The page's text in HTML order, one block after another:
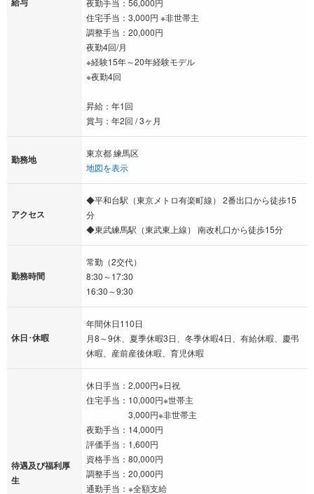
夜勤手当：56,000円
住宅手当：3,000円 ※非世帯主
調整手当：20,000円
夜勤4回/月
※経験15年～20年経験モデル
※夜勤4回
昇給：年1回
賞与：年2回 / 3ヶ月
勤務地
東京都 練馬区
地図を表示
アクセス
◆平和台駅（東京メトロ有楽町線） 2番出口から徒歩15
分
◆東武練馬駅（東武東上線） 南改札口から徒歩15分
勤務時間
常勤（2交代）
8:30～17:30
16:30～9:30
休日･休暇
年間休日110日
月8～9休、夏季休暇3日、冬季休暇4日、有給休暇、慶弔
休暇、産前産後休暇、育児休暇
待遇及び福利厚
生
休日手当：2,000円※日祝
住宅手当：10,000円※世帯主
3,000円※非世帯主
夜勤手当：14,000円
評価手当：1,600円
資格手当：80,000円
調整手当：20,000円
通勤手当：※全額支給